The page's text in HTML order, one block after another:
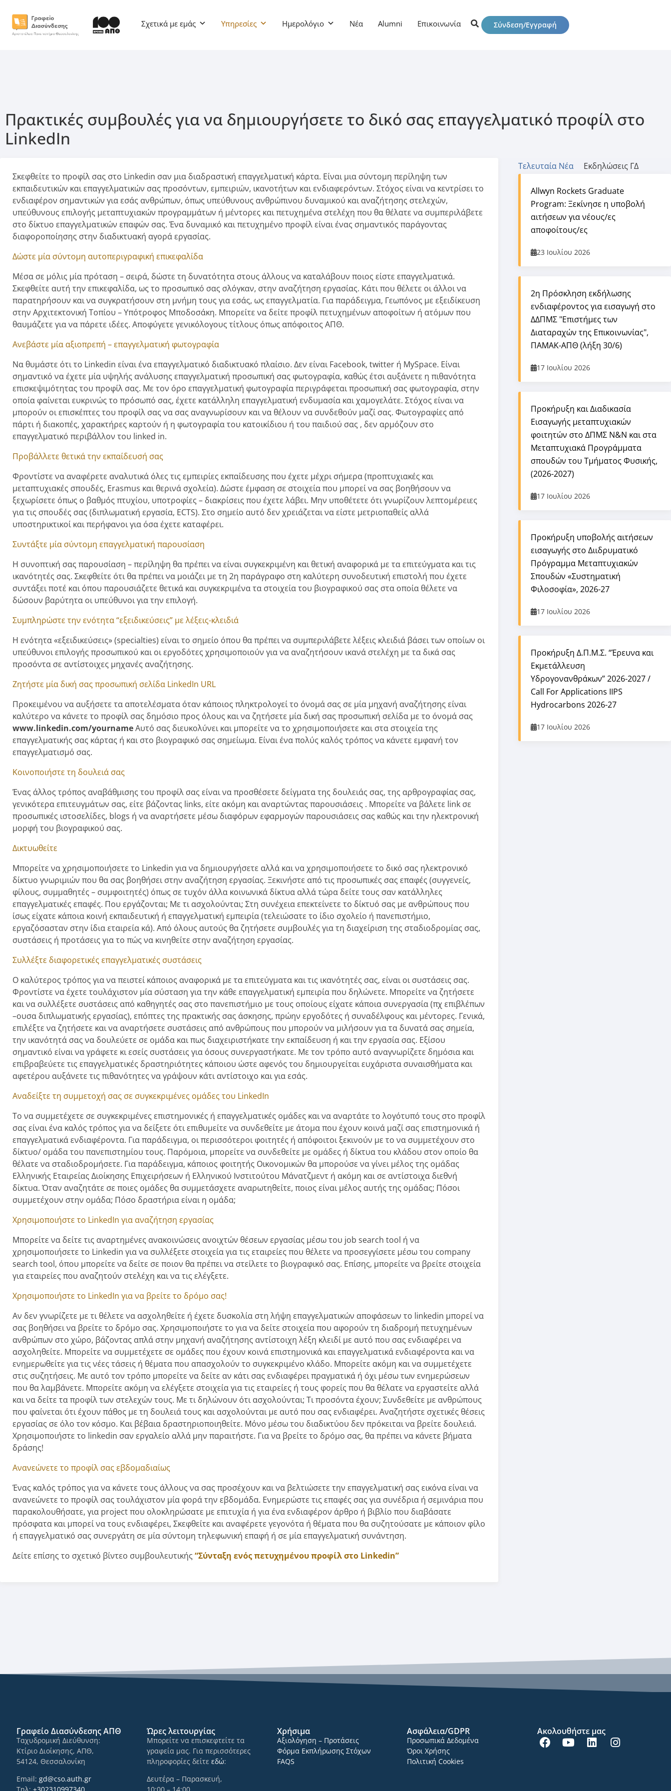
Σχετικά με εμάς Υπηρεσίες Ημερολόγιο Νέα Alumni Επικοινωνία Σύνδεση/Εγγραφή
Πρακτικές συμβουλές για να δημιουργήσετε το δικό σας επαγγελματικό προφίλ στο
LinkedIn
Σκεφθείτε το προφίλ σας στο Linkedin σαν μια διαδραστική επαγγελματική κάρτα. Είναι μια σύντομη περίληψη των
εκπαιδευτικών και επαγγελματικών σας προσόντων, εμπειριών, ικανοτήτων και ενδιαφερόντων. Στόχος είναι να κεντρίσει το
ενδιαφέρον σημαντικών για εσάς ανθρώπων, όπως υπεύθυνους ανθρώπινου δυναμικού και αναζήτησης στελεχών,
υπεύθυνους επιλογής μεταπτυχιακών προγραμμάτων ή μέντορες και πετυχημένα στελέχη που θα θέλατε να συμπεριλάβετε
στο δίκτυο επαγγελματικών επαφών σας. Ένα δυναμικό και πετυχημένο προφίλ είναι ένας σημαντικός παράγοντας
διαφοροποίησης στην διαδικτυακή αγορά εργασίας.
Δώστε μία σύντομη αυτοπεριγραφική επικεφαλίδα
Μέσα σε μόλις μία πρόταση – σειρά, δώστε τη δυνατότητα στους άλλους να καταλάβουν ποιος είστε επαγγελματικά.
Σκεφθείτε αυτή την επικεφαλίδα, ως το προσωπικό σας σλόγκαν, στην αναζήτηση εργασίας. Κάτι που θέλετε οι άλλοι να
παρατηρήσουν και να συγκρατήσουν στη μνήμη τους για εσάς, ως επαγγελματία. Για παράδειγμα, Γεωπόνος με εξειδίκευση
στην Αρχιτεκτονική Τοπίου – Υπότροφος Μποδοσάκη. Μπορείτε να δείτε προφίλ πετυχημένων αποφοίτων ή ατόμων που
θαυμάζετε για να πάρετε ιδέες. Αποφύγετε γενικόλογους τίτλους όπως απόφοιτος ΑΠΘ.
Ανεβάστε μία αξιοπρεπή – επαγγελματική φωτογραφία
Να θυμάστε ότι το Linkedin είναι ένα επαγγελματικό διαδικτυακό πλαίσιο. Δεν είναι Facebook, twitter ή MySpace. Είναι
σημαντικό να έχετε μία υψηλής ανάλυσης επαγγελματική προσωπική σας φωτογραφία, καθώς έτσι αυξάνετε η πιθανότητα
επισκεψιμότητας του προφίλ σας. Με τον όρο επαγγελματική φωτογραφία περιγράφεται προσωπική σας φωτογραφία, στην
οποία φαίνεται ευκρινώς το πρόσωπό σας, έχετε κατάλληλη επαγγελματική ενδυμασία και χαμογελάτε. Στόχος είναι να
μπορούν οι επισκέπτες του προφίλ σας να σας αναγνωρίσουν και να θέλουν να συνδεθούν μαζί σας. Φωτογραφίες από
πάρτι ή διακοπές, χαρακτήρες καρτούν ή η φωτογραφία του κατοικίδιου ή του παιδιού σας , δεν αρμόζουν στο
επαγγελματικό περιβάλλον του linked in.
Προβάλλετε θετικά την εκπαίδευσή σας
Φροντίστε να αναφέρετε αναλυτικά όλες τις εμπειρίες εκπαίδευσης που έχετε μέχρι σήμερα (προπτυχιακές και
μεταπτυχιακές σπουδές, Erasmus και θερινά σχολεία). Δώστε έμφαση σε στοιχεία που μπορεί να σας βοηθήσουν να
ξεχωρίσετε όπως ο βαθμός πτυχίου, υποτροφίες – διακρίσεις που έχετε λάβει. Μην υποθέτετε ότι γνωρίζουν λεπτομέρειες
για τις σπουδές σας (διπλωματική εργασία, ECTS). Στο σημείο αυτό δεν χρειάζεται να είστε μετριοπαθείς αλλά
υποστηρικτικοί και περήφανοι για όσα έχετε καταφέρει.
Συντάξτε μία σύντομη επαγγελματική παρουσίαση
Η συνοπτική σας παρουσίαση – περίληψη θα πρέπει να είναι συγκεκριμένη και θετική αναφορικά με τα επιτεύγματα και τις
ικανότητές σας. Σκεφθείτε ότι θα πρέπει να μοιάζει με τη 2η παράγραφο στη καλύτερη συνοδευτική επιστολή που έχετε
συντάξει ποτέ και όπου παρουσιάζετε θετικά και συγκεκριμένα τα στοιχεία του βιογραφικού σας στα οποία θέλετε να
δώσουν βαρύτητα οι υπεύθυνοι για την επιλογή.
Συμπληρώστε την ενότητα “εξειδικεύσεις” με λέξεις-κλειδιά
Η ενότητα «εξειδικεύσεις» (specialties) είναι το σημείο όπου θα πρέπει να συμπεριλάβετε λέξεις κλειδιά βάσει των οποίων οι
υπεύθυνοι επιλογής προσωπικού και οι εργοδότες χρησιμοποιούν για να αναζητήσουν ικανά στελέχη με τα δικά σας
προσόντα σε αντίστοιχες μηχανές αναζήτησης.
Ζητήστε μία δική σας προσωπική σελίδα LinkedIn URL
Προκειμένου να αυξήσετε τα αποτελέσματα όταν κάποιος πληκτρολογεί το όνομά σας σε μία μηχανή αναζήτησης είναι
καλύτερο να κάνετε το προφίλ σας δημόσιο προς όλους και να ζητήσετε μία δική σας προσωπική σελίδα με το όνομά σας
www.linkedin.com/yournameΑυτό σας διευκολύνει και μπορείτε να το χρησιμοποιήσετε και στα στοιχεία της
επαγγελματικής σας κάρτας ή και στο βιογραφικό σας σημείωμα. Είναι ένα πολύς καλός τρόπος να κάνετε εμφανή τον
επαγγελματισμό σας.
Κοινοποιήστε τη δουλειά σας
Ένας άλλος τρόπος αναβάθμισης του προφίλ σας είναι να προσθέσετε δείγματα της δουλειάς σας, της αρθρογραφίας σας,
γενικότερα επιτευγμάτων σας, είτε βάζοντας links, είτε ακόμη και αναρτώντας παρουσιάσεις . Μπορείτε να βάλετε link σε
προσωπικές ιστοσελίδες, blogs ή να αναρτήσετε μέσω διαφόρων εφαρμογών παρουσιάσεις σας καθώς και την ηλεκτρονική
μορφή του βιογραφικού σας.
Δικτυωθείτε
Μπορείτε να χρησιμοποιήσετε το Linkedin για να δημιουργήσετε αλλά και να χρησιμοποιήσετε το δικό σας ηλεκτρονικό
δίκτυο γνωριμιών που θα σας βοηθήσει στην αναζήτηση εργασίας. Ξεκινήστε από τις προσωπικές σας επαφές (συγγενείς,
φίλους, συμμαθητές – συμφοιτητές) όπως σε τυχόν άλλα κοινωνικά δίκτυα αλλά τώρα δείτε τους σαν κατάλληλες
επαγγελματικές επαφές. Που εργάζονται; Με τι ασχολούνται; Στη συνέχεια επεκτείνετε το δίκτυό σας με ανθρώπους που
ίσως είχατε κάποια κοινή εκπαιδευτική ή επαγγελματική εμπειρία (τελειώσατε το ίδιο σχολείο ή πανεπιστήμιο,
εργαζόσασταν στην ίδια εταιρεία κά). Από όλους αυτούς θα ζητήσετε συμβουλές για τη διαχείριση της σταδιοδρομίας σας,
συστάσεις ή προτάσεις για το πώς να κινηθείτε στην αναζήτηση εργασίας.
Συλλέξτε διαφορετικές επαγγελματικές συστάσεις
Ο καλύτερος τρόπος για να πειστεί κάποιος αναφορικά με τα επιτεύγματα και τις ικανότητές σας, είναι οι συστάσεις σας.
Φροντίστε να έχετε τουλάχιστον μία σύσταση για την κάθε επαγγελματική εμπειρία που δηλώνετε. Μπορείτε να ζητήσετε
και να συλλέξετε συστάσεις από καθηγητές σας στο πανεπιστήμιο με τους οποίους είχατε κάποια συνεργασία (πχ επιβλέπων
–ουσα διπλωματικής εργασίας), επόπτες της πρακτικής σας άσκησης, πρώην εργοδότες ή συναδέλφους και μέντορες. Γενικά,
επιλέξτε να ζητήσετε και να αναρτήσετε συστάσεις από ανθρώπους που μπορούν να μιλήσουν για τα δυνατά σας σημεία,
την ικανότητά σας να δουλεύετε σε ομάδα και πως διαχειριστήκατε την εκπαίδευση ή και την εργασία σας. Εξίσου
σημαντικό είναι να γράφετε κι εσείς συστάσεις για όσους συνεργαστήκατε. Με τον τρόπο αυτό αναγνωρίζετε δημόσια και
επιβραβεύετε τις επαγγελματικές δραστηριότητες κάποιου ώστε αφενός του δημιουργείται ευχάριστα συναισθήματα και
αφετέρου αυξάνετε τις πιθανότητες να γράψουν κάτι αντίστοιχο και για εσάς.
Αναδείξτε τη συμμετοχή σας σε συγκεκριμένες ομάδες του LinkedIn
Το να συμμετέχετε σε συγκεκριμένες επιστημονικές ή επαγγελματικές ομάδες και να αναρτάτε το λογότυπό τους στο προφίλ
σας είναι ένα καλός τρόπος για να δείξετε ότι επιθυμείτε να συνδεθείτε με άτομα που έχουν κοινά μαζί σας επιστημονικά ή
επαγγελματικά ενδιαφέροντα. Για παράδειγμα, οι περισσότεροι φοιτητές ή απόφοιτοι ξεκινούν με το να συμμετέχουν στο
δίκτυο/ ομάδα του πανεπιστημίου τους. Παρόμοια, μπορείτε να συνδεθείτε με ομάδες ή δίκτυα του κλάδου στον οποίο θα
θέλατε να σταδιοδρομήσετε. Για παράδειγμα, κάποιος φοιτητής Οικονομικών θα μπορούσε να γίνει μέλος της ομάδας
Ελληνικής Εταιρείας Διοίκησης Επιχειρήσεων ή Ελληνικού Ινστιτούτου Μάνατζμεντ ή ακόμη και σε αντίστοιχα διεθνή
δίκτυα. Όταν αναζητάτε σε ποιες ομάδες θα συμμετάσχετε αναρωτηθείτε, ποιος είναι μέλος αυτής της ομάδας; Πόσοι
συμμετέχουν στην ομάδα; Πόσο δραστήρια είναι η ομάδα;
Χρησιμοποιήστε το LinkedIn για αναζήτηση εργασίας
Μπορείτε να δείτε τις αναρτημένες ανακοινώσεις ανοιχτών θέσεων εργασίας μέσω του job search tool ή να
χρησιμοποιήσετε το Linkedin για να συλλέξετε στοιχεία για τις εταιρείες που θέλετε να προσεγγίσετε μέσω του company
search tool, όπου μπορείτε να δείτε σε ποιον θα πρέπει να στείλετε το βιογραφικό σας. Επίσης, μπορείτε να βρείτε στοιχεία
για εταιρείες που αναζητούν στελέχη και να τις ελέγξετε.
Χρησιμοποιήστε το LinkedIn για να βρείτε το δρόμο σας!
Αν δεν γνωρίζετε με τι θέλετε να ασχοληθείτε ή έχετε δυσκολία στη λήψη επαγγελματικών αποφάσεων το linkedin μπορεί να
σας βοηθήσει να βρείτε το δρόμο σας. Χρησιμοποιήστε το για να δείτε στοιχεία που αφορούν τη διαδρομή πετυχημένων
ανθρώπων στο χώρο, βάζοντας απλά στην μηχανή αναζήτησης αντίστοιχη λέξη κλειδί με αυτό που σας ενδιαφέρει να
ασχοληθείτε. Μπορείτε να συμμετέχετε σε ομάδες που έχουν κοινά επιστημονικά και επαγγελματικά ενδιαφέροντα και να
ενημερωθείτε για τις νέες τάσεις ή θέματα που απασχολούν το συγκεκριμένο κλάδο. Μπορείτε ακόμη και να συμμετέχετε
στις συζητήσεις. Με αυτό τον τρόπο μπορείτε να δείτε αν κάτι σας ενδιαφέρει πραγματικά ή όχι μέσω των ενημερώσεων
που θα λαμβάνετε. Μπορείτε ακόμη να ελέγξετε στοιχεία για τις εταιρείες ή τους φορείς που θα θέλατε να εργαστείτε αλλά
και να δείτε τα προφίλ των στελεχών τους. Με τι δηλώνουν ότι ασχολούνται; Τι προσόντα έχουν; Συνδεθείτε με ανθρώπους
που φαίνεται ότι έχουν πάθος με τη δουλειά τους και ασχολούνται με αυτό που σας ενδιαφέρει. Αναζητήστε σχετικές θέσεις
εργασίας σε όλο τον κόσμο. Και βέβαια δραστηριοποιηθείτε. Μόνο μέσω του διαδικτύου δεν πρόκειται να βρείτε δουλειά.
Χρησιμοποιήστε το linkedin σαν εργαλείο αλλά μην παραιτήστε. Για να βρείτε το δρόμο σας, θα πρέπει να κάνετε βήματα
δράσης!
Ανανεώνετε το προφίλ σας εβδομαδιαίως
Ένας καλός τρόπος για να κάνετε τους άλλους να σας προσέχουν και να βελτιώσετε την επαγγελματική σας εικόνα είναι να
ανανεώνετε το προφίλ σας τουλάχιστον μία φορά την εβδομάδα. Ενημερώστε τις επαφές σας για συνέδρια ή σεμινάρια που
παρακολουθήσατε, για project που ολοκληρώσατε με επιτυχία ή για ένα ενδιαφέρον άρθρο ή βιβλίο που διαβάσατε
πρόσφατα και μπορεί να τους ενδιαφέρει, Σκεφθείτε και αναφέρετε γεγονότα ή θέματα που θα συζητούσατε με κάποιον φίλο
ή επαγγελματικό σας συνεργάτη σε μία σύντομη τηλεφωνική επαφή ή σε μία επαγγελματική συνάντηση.
Δείτε επίσης το σχετικό βίντεο συμβουλευτικής “Σύνταξη ενός πετυχημένου προφίλ στο Linkedin”
Τελευταία Νέα Εκδηλώσεις ΓΔ
Allwyn Rockets Graduate
Program: Ξεκίνησε η υποβολή
αιτήσεων για νέους/ες
αποφοίτους/ες
23 Ιουλίου 2026
2η Πρόσκληση εκδήλωσης
ενδιαφέροντος για εισαγωγή στο
ΔΔΠΜΣ "Επιστήμες των
Διαταραχών της Επικοινωνίας",
ΠΑΜΑΚ-ΑΠΘ (λήξη 30/6)
17 Ιουλίου 2026
Προκήρυξη και Διαδικασία
Εισαγωγής μεταπτυχιακών
φοιτητών στο ΔΠΜΣ Ν&Ν και στα
Μεταπτυχιακά Προγράμματα
σπουδών του Τμήματος Φυσικής,
(2026-2027)
17 Ιουλίου 2026
Προκήρυξη υποβολής αιτήσεων
εισαγωγής στο Διιδρυματικό
Πρόγραμμα Μεταπτυχιακών
Σπουδών «Συστηματική
Φιλοσοφία», 2026-27
17 Ιουλίου 2026
Προκήρυξη Δ.Π.Μ.Σ. “Έρευνα και
Εκμετάλλευση
Υδρογονανθράκων” 2026-2027 /
Call For Applications IIPS
Hydrocarbons 2026-27
17 Ιουλίου 2026
Γραφείο Διασύνδεσης ΑΠΘ
Ταχυδρομική Διεύθυνση:
Κτίριο Διοίκησης, ΑΠΘ,
54124, Θεσσαλονίκη
Email:gd@cso.auth.gr
Ώρες λειτουργίας
Μπορείτε να επισκεφτείτε τα
γραφεία μας. Για περισσότερες
πληροφορίες δείτε εδώ:
Δευτέρα – Παρασκευή,
Χρήσιμα
Αξιολόγηση – Προτάσεις
Φόρμα Εκπλήρωσης Στόχων
FAQS
Ασφάλεια/GDPR
Προσωπικά Δεδομένα
Όροι Χρήσης
Πολιτική Cookies
Ακολουθήστε μας